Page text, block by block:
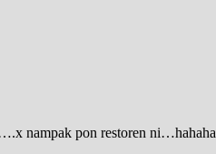
nampak pon restoren ni…hahaha